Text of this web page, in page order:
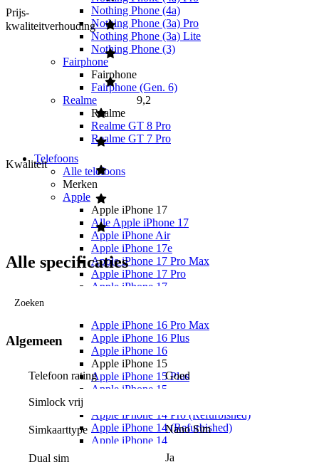
Nothing Phone (4a)
Nothing Phone (3a) Pro
Nothing Phone (3a) Lite
Nothing Phone (3)
Fairphone
Fairphone
Fairphone (Gen. 6)
Realme
Realme
Realme GT 8 Pro
Realme GT 7 Pro
Telefoons
Alle telefoons
Merken
Apple
Apple iPhone 17
Alle Apple iPhone 17
Apple iPhone Air
Apple iPhone 17e
Apple iPhone 17 Pro Max
Apple iPhone 17 Pro
Apple iPhone 17
Apple iPhone 16 Pro Max
Apple iPhone 16 Plus
Apple iPhone 16
Apple iPhone 15
Apple iPhone 15 Plus
Apple iPhone 15
Apple iPhone 14 Pro (Refurbished)
Apple iPhone 14 (Refurbished)
Apple iPhone 14
Apple iPhone 13
Prijs-
kwaliteitverhouding
Kwaliteit
9,2
Alle specificaties
Zoeken
Algemeen
Telefoon rating Goed
Simlock vrij
Simkaarttype Nano Sim
Dual sim Ja